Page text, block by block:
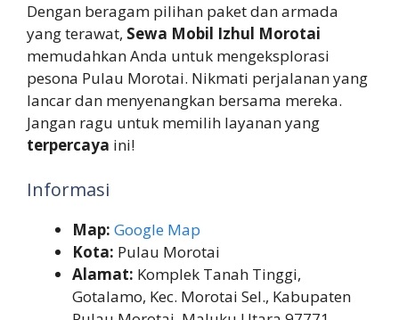
Dengan beragam pilihan paket dan armada
yang terawat, Sewa Mobil Izhul Morotai
memudahkan Anda untuk mengeksplorasi
pesona Pulau Morotai. Nikmati perjalanan yang
lancar dan menyenangkan bersama mereka.
Jangan ragu untuk memilih layanan yang
terpercaya ini!
Informasi
Map: Google Map
Kota: Pulau Morotai
Alamat: Komplek Tanah Tinggi,
Gotalamo, Kec. Morotai Sel., Kabupaten